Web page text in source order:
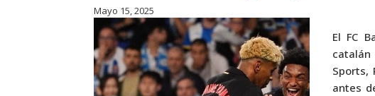
Mayo 15, 2025
El FC
catalán
Sports,
antes